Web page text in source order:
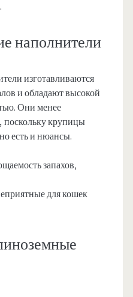
наполнители
изготавливаются
и обладают высокой
Они менее
крупицы
есть и нюансы.
запахов,
для кошек